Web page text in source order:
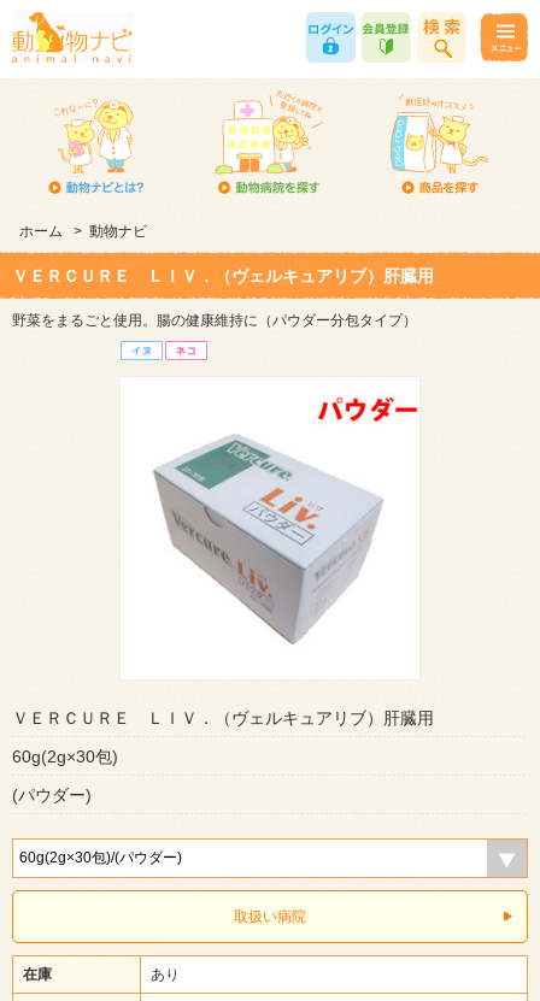
ホーム > 動物ナビ
ＶＥＲＣＵＲＥ ＬＩＶ．（ヴェルキュアリブ）肝臓用
野菜をまるごと使用。腸の健康維持に（パウダー分包タイプ）
ＶＥＲＣＵＲＥ ＬＩＶ．（ヴェルキュアリブ）肝臓用
60g(2g×30包)
(パウダー)
取扱い病院
在庫 あり